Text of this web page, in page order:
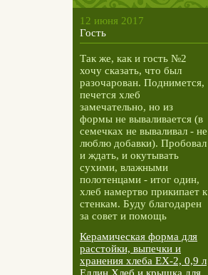
12 июня 2017
Гость
Так же, как и гость №2
хочу сказать, что был
разочарован. Поднимется,
печется хлеб
замечательно, но из
формы не вываливается (в
семечках не вываливал - не
люблю добавки). Пробовал
и ждать, и окутывать
сухими, влажными
полотенцами - итог один,
хлеб намертво прикипает к
стенкам. Буду благодарен
за совет и помощь
Керамическая форма для
расстойки, выпечки и
хранения хлеба ЕХ-2, 0,9 л